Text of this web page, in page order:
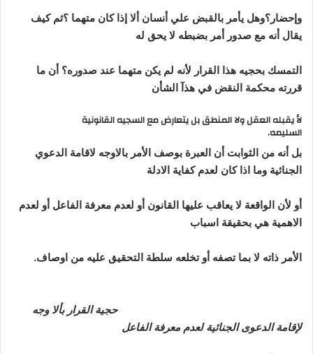
وإحضار؟وهل يأمر بالقبض علي أنسان ألا إذا كان متهما ؟ثم كيف
يقال أنه مع صدور أمر بضبطه لا يحق له
التمسك بحجيه هذا القرار لأنه لم يكن متهما عند صدوره؟ أن ما
قررته محكمة النقض في هذآ الشأن
لأ يقبله العقل ولا المنطق بل يتعارض مع السجيه القانونية
السليمه.
بل أنه من الثوابت أن العبرة بوصف الأمر بالاوجه لاقامة الدعوي
الجنائية وما اذا كان لعدم كفاية الادلة
أو لأن الواقعة لا يعاقب عليها القانون أو لعدم معرفة الفاعل أو لعدم
الاهمية هي بحقيقة اسباب
الأمر ذاته لا بما تصفه أو تخلعه سلطة التحقيق عليه من اوصاف.
حجية القرار بألا وجه
لإقامة الدعوى الجنائية لعدم معرفة الفاعل